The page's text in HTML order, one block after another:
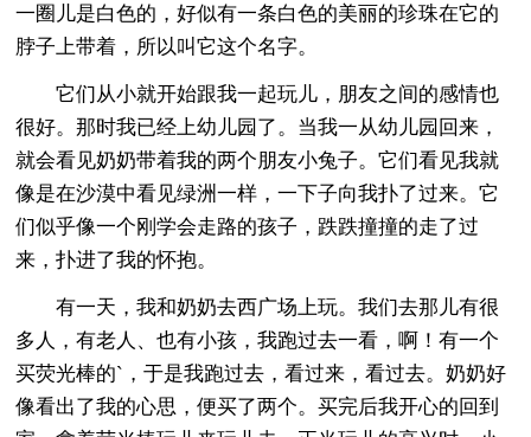
一圈儿是白色的，好似有一条白色的美丽的珍珠在它的
脖子上带着，所以叫它这个名字。
它们从小就开始跟我一起玩儿，朋友之间的感情也
很好。那时我已经上幼儿园了。当我一从幼儿园回来，
就会看见奶奶带着我的两个朋友小兔子。它们看见我就
像是在沙漠中看见绿洲一样，一下子向我扑了过来。它
们似乎像一个刚学会走路的孩子，跌跌撞撞的走了过
来，扑进了我的怀抱。
有一天，我和奶奶去西广场上玩。我们去那儿有很
多人，有老人、也有小孩，我跑过去一看，啊！有一个
买荧光棒的`，于是我跑过去，看过来，看过去。奶奶好
像看出了我的心思，便买了两个。买完后我开心的回到